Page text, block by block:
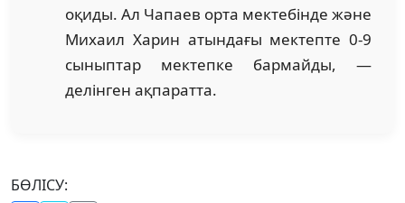
оқиды. Ал Чапаев орта мектебінде және
Михаил Харин атындағы мектепте 0-9
сыныптар мектепке бармайды, —
делінген ақпаратта.
БӨЛІСУ: